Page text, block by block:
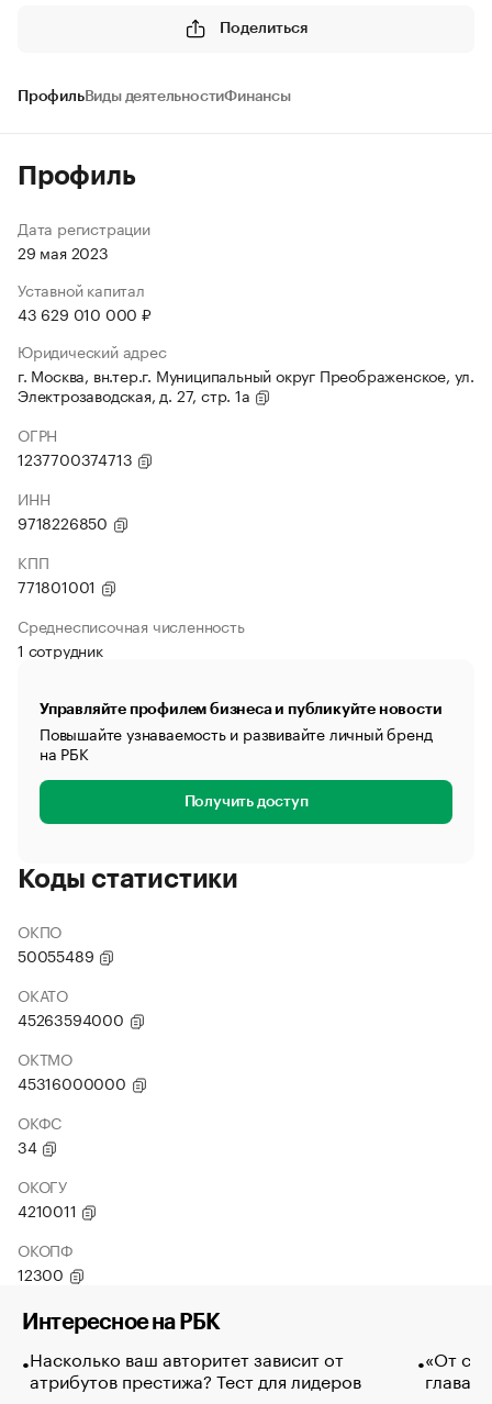
Поделиться
ПрофильВиды деятельностиФинансы
Профиль
Дата регистрации
29 мая 2023
Уставной капитал
43 629 010 000 ₽
Юридический адрес
г. Москва, вн.тер.г. Муниципальный округ Преображенское, ул.
Электрозаводская, д. 27, стр. 1а
ОГРН
1237700374713
ИНН
9718226850
КПП
771801001
Среднесписочная численность
1 сотрудник
Управляйте профилем бизнеса и публикуйте новости
Повышайте узнаваемость и развивайте личный бренд
на РБК
Получить доступ
Коды статистики
ОКПО
50055489
ОКАТО
45263594000
ОКТМО
45316000000
ОКФС
34
ОКОГУ
4210011
ОКОПФ
12300
Интересное на РБК
Насколько ваш авторитет зависит от
атрибутов престижа? Тест для лидеров
«От
глава